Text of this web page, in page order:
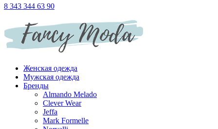
8 343 344 63 90
Женская одежда
Мужская одежда
Бренды
Almando Melado
Clever Wear
Jeffa
Mark Formelle